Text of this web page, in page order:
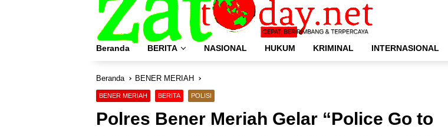
Beranda
BERITA NASIONAL HUKUM KRIMINAL INTERNASIONAL
Beranda BENER MERIAH
BENER MERIAH BERITA POLISI
Polres Bener Meriah Gelar “Police Go to